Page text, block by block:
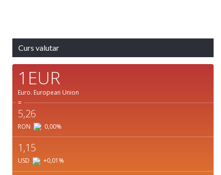
Curs valutar
1EUR
Euro. European Union
=
5,26
RON 0,00%
1,15
USD +0,01 %